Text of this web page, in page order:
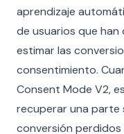
aprendizaje
de usuarios que
estimar las
consentimiento.
Consent Mode V2,
recuperar una parte
conversión perdidos